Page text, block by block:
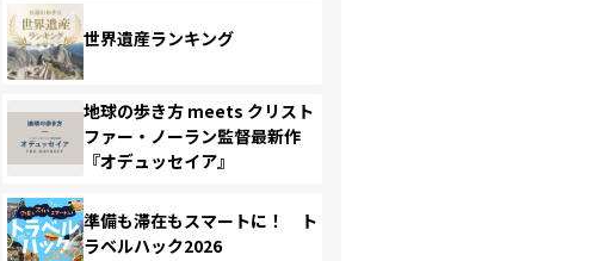
世界遺産ランキング
地球の歩き方 meets クリスト
ファー・ノーラン監督最新作
『オデュッセイア』
準備も滞在もスマートに！ ト
ラベルハック2026